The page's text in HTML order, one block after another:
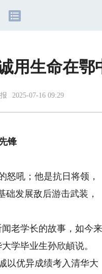
用生命在鄂
2025-07-16 09:29
锋
吼；他是抗日将领，
础发展敌后游击武装，
老学长的故事，如今来
学毕业生孙欣頔说。
以优异成绩考入清华大